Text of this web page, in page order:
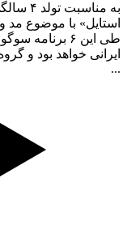
به
طی این ۶
ایرانی خواهد بود و
...